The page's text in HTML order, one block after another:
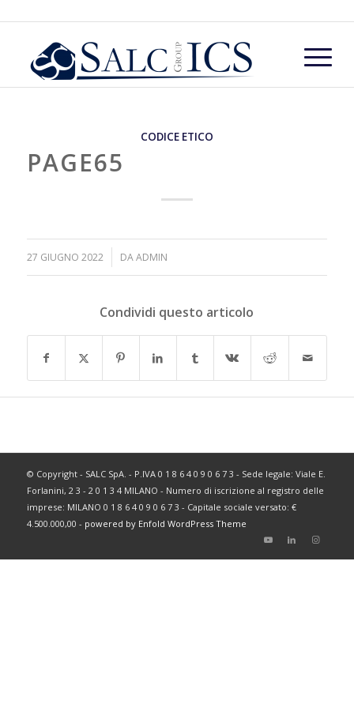
CODICE ETICO
PAGE65
27 GIUGNO 2022 DAADMIN
Condividi questo articolo
© Copyright - SALC SpA. - P.IVA 0 1 8 6 4 0 9 0 6 7 3 - Sede legale: Viale E.
Forlanini, 2 3 - 2 0 1 3 4 MILANO - Numero di iscrizione al registro delle
imprese: MILANO 0 1 8 6 4 0 9 0 6 7 3 - Capitale sociale versato: €
4.500.000,00 - powered by Enfold WordPress Theme